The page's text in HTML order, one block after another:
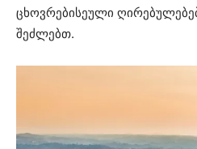
ცხოვრებისეული
შეძლებთ.